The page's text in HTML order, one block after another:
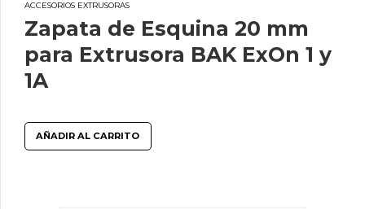
ACCESORIOS EXTRUSORAS
Zapata de Esquina 20 mm
para Extrusora BAK ExOn 1 y
1A
AÑADIR AL CARRITO